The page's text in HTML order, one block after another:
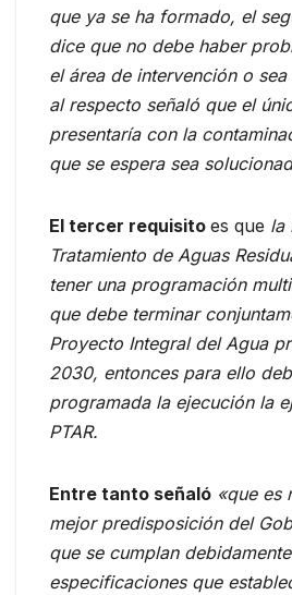
que ya se ha formado, el
dice que no debe haber
el área de intervención o
al respecto señaló que el
presentaría con la
que se espera sea
El tercer requisito es que la
Tratamiento de Aguas
tener una programación
que debe terminar
Proyecto Integral del Agua
2030, entonces para ello
programada la ejecución la
PTAR.
Entre tanto señaló «que es
mejor predisposición del
que se cumplan
especificaciones que